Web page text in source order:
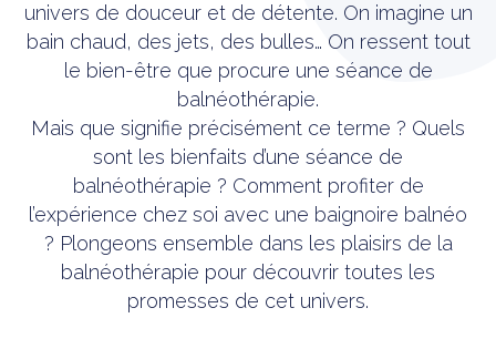
NOTRE EXPERTISE BALNÉO
NOTRE GROUPE
DOCUMENTATION
SHOWROOM VIRTUEL
univers de douceur et de détente. On imagine un
bain chaud, des jets, des bulles… On ressent tout
le bien-être que procure une séance de
balnéothérapie.
Mais que signifie précisément ce terme ? Quels
sont les bienfaits d’une séance de
balnéothérapie ? Comment profiter de
l’expérience chez soi avec une baignoire balnéo
? Plongeons ensemble dans les plaisirs de la
balnéothérapie pour découvrir toutes les
promesses de cet univers.